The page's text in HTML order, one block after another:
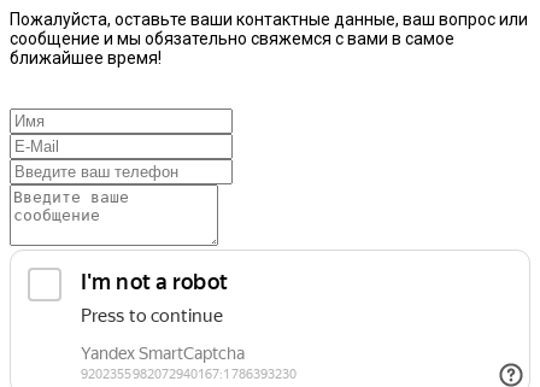
Пожалуйста, оставьте ваши контактные данные, ваш вопрос или
сообщение и мы обязательно свяжемся с вами в самое
ближайшее время!